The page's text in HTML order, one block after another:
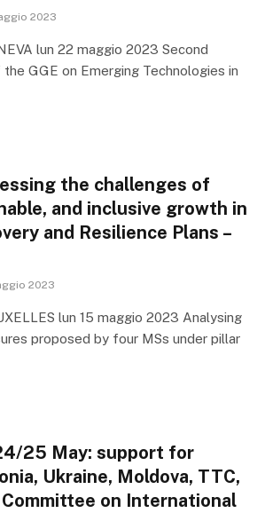
2023
lun 22 maggio 2023 Second
GGE on Emerging Technologies in
the challenges of
and inclusive growth in
and Resilience Plans –
2023
lun 15 maggio 2023 Analysing
proposed by four MSs under pillar
25 May: support for
Ukraine, Moldova, TTC,
Committee on International